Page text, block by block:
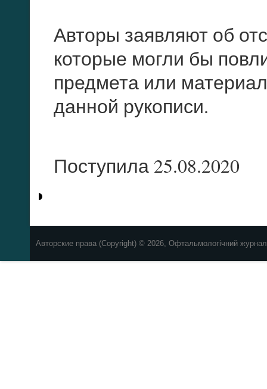
Авторы заявляют об
которые могли бы
предмета или
данной рукописи.
Поступила 25.08.2020
Авторские права (Copyright) © 2026, Офтальмологічний